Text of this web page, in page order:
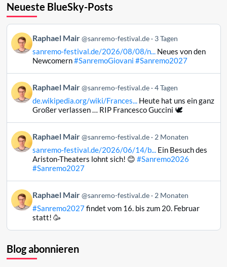
Neueste BlueSky-Posts
Beitrag
von
Raphael
Bluesky
ansehen
Raphael Mair @sanremo-festival.de 3 Tagen
sanremo-festival.de/2026/08/08/n...Neues von den
Newcomern#SanremoGiovani #Sanremo2027
Beitrag
von
Raphael
Bluesky
ansehen
Raphael Mair @sanremo-festival.de 4 Tagen
de.wikipedia.org/wiki/Frances...Heute hat uns ein ganz
Großer verlassen … RIP Francesco Guccini 🕊️
Beitrag
von
Raphael
ansehen
Raphael Mair @sanremo-festival.de 2 Monaten
sanremo-festival.de/2026/06/14/b...Ein Besuch des
Ariston-Theaters lohnt sich! 😊 #Sanremo2026
#Sanremo2027
Beitrag
von
Raphael
Bluesky
ansehen
Raphael Mair @sanremo-festival.de 2 Monaten
#Sanremo2027findet vom 16. bis zum 20. Februar
statt! 🥳
Blog abonnieren